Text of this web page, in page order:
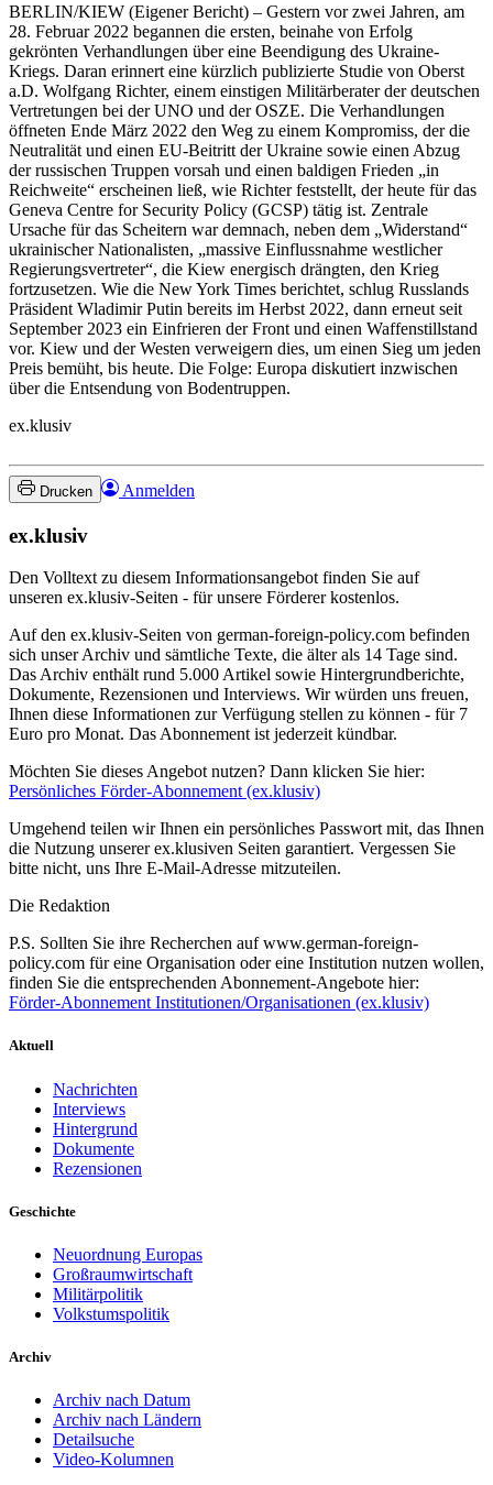
BERLIN/KIEW (Eigener Bericht) – Gestern vor zwei Jahren, am
28. Februar 2022 begannen die ersten, beinahe von Erfolg
gekrönten Verhandlungen über eine Beendigung des Ukraine-
Kriegs. Daran erinnert eine kürzlich publizierte Studie von Oberst
a.D. Wolfgang Richter, einem einstigen Militärberater der deutschen
Vertretungen bei der UNO und der OSZE. Die Verhandlungen
öffneten Ende März 2022 den Weg zu einem Kompromiss, der die
Neutralität und einen EU-Beitritt der Ukraine sowie einen Abzug
der russischen Truppen vorsah und einen baldigen Frieden „in
Reichweite“ erscheinen ließ, wie Richter feststellt, der heute für das
Geneva Centre for Security Policy (GCSP) tätig ist. Zentrale
Ursache für das Scheitern war demnach, neben dem „Widerstand“
ukrainischer Nationalisten, „massive Einflussnahme westlicher
Regierungsvertreter“, die Kiew energisch drängten, den Krieg
fortzusetzen. Wie die New York Times berichtet, schlug Russlands
Präsident Wladimir Putin bereits im Herbst 2022, dann erneut seit
September 2023 ein Einfrieren der Front und einen Waffenstillstand
vor. Kiew und der Westen verweigern dies, um einen Sieg um jeden
Preis bemüht, bis heute. Die Folge: Europa diskutiert inzwischen
über die Entsendung von Bodentruppen.
ex.klusiv
Drucken Anmelden
ex.klusiv
Den Volltext zu diesem Informationsangebot finden Sie auf
unseren ex.klusiv-Seiten - für unsere Förderer kostenlos.
Auf den ex.klusiv-Seiten von german-foreign-policy.com befinden
sich unser Archiv und sämtliche Texte, die älter als 14 Tage sind.
Das Archiv enthält rund 5.000 Artikel sowie Hintergrundberichte,
Dokumente, Rezensionen und Interviews. Wir würden uns freuen,
Ihnen diese Informationen zur Verfügung stellen zu können - für 7
Euro pro Monat. Das Abonnement ist jederzeit kündbar.
Möchten Sie dieses Angebot nutzen? Dann klicken Sie hier:
Persönliches Förder-Abonnement (ex.klusiv)
Umgehend teilen wir Ihnen ein persönliches Passwort mit, das Ihnen
die Nutzung unserer ex.klusiven Seiten garantiert. Vergessen Sie
bitte nicht, uns Ihre E-Mail-Adresse mitzuteilen.
Die Redaktion
P.S. Sollten Sie ihre Recherchen auf www.german-foreign-
policy.com für eine Organisation oder eine Institution nutzen wollen,
finden Sie die entsprechenden Abonnement-Angebote hier:
Förder-Abonnement Institutionen/Organisationen (ex.klusiv)
Aktuell
Nachrichten
Interviews
Hintergrund
Dokumente
Rezensionen
Geschichte
Neuordnung Europas
Großraumwirtschaft
Militärpolitik
Volkstumspolitik
Archiv
Archiv nach Datum
Archiv nach Ländern
Detailsuche
Video-Kolumnen